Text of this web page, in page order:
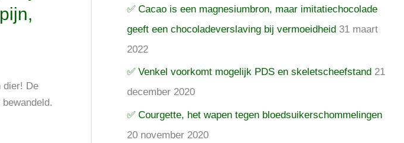
dier! De
✅ Cacao is een magnesiumbron, maar imitatiechocolade
geeft een chocoladeverslaving bij vermoeidheid 31 maart
2022
✅ Venkel voorkomt mogelijk PDS en skeletscheefstand 21
december 2020
✅ Courgette, het wapen tegen bloedsuikerschommelingen
20 november 2020